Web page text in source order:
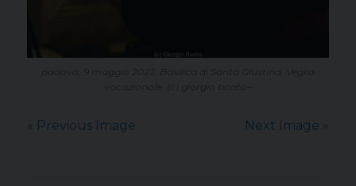
« Previous Image Next Image »